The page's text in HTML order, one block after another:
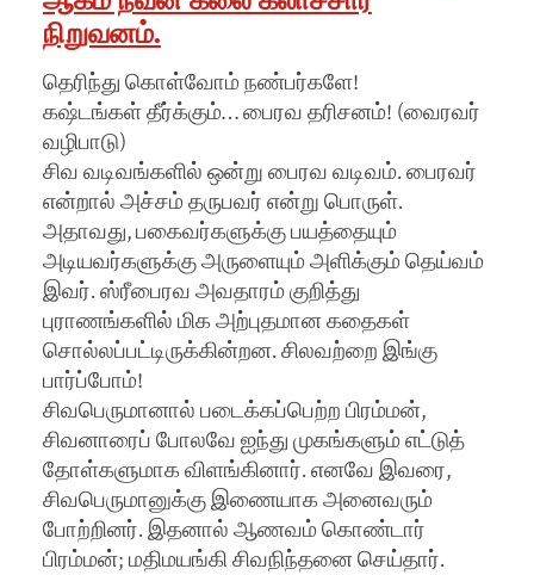
நிறுவனம்.
தெரிந்து கொள்வோம் நண்பர்களே!
கஷ்டங்கள் தீர்க்கும்… பைரவ தரிசனம்! (வைரவர்
வழிபாடு)
சிவ வடிவங்களில் ஒன்று பைரவ வடிவம். பைரவர்
என்றால் அச்சம் தருபவர் என்று பொருள்.
அதாவது, பகைவர்களுக்கு பயத்தையும்
அடியவர்களுக்கு அருளையும் அளிக்கும் தெய்வம்
இவர். ஸ்ரீபைரவ அவதாரம் குறித்து
புராணங்களில் மிக அற்புதமான கதைகள்
சொல்லப்பட்டிருக்கின்றன. சிலவற்றை இங்கு
பார்ப்போம்!
சிவபெருமானால் படைக்கப்பெற்ற பிரம்மன்,
சிவனாரைப் போலவே ஐந்து முகங்களும் எட்டுத்
தோள்களுமாக விளங்கினார். எனவே இவரை,
சிவபெருமானுக்கு இணையாக அனைவரும்
போற்றினர். இதனால் ஆணவம் கொண்டார்
பிரம்மன்; மதிமயங்கி சிவநிந்தனை செய்தார்.